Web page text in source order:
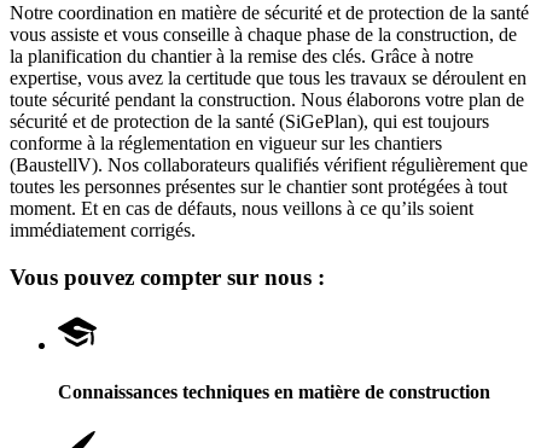
Notre coordination en matière de sécurité et de protection de la santé
vous assiste et vous conseille à chaque phase de la construction, de
la planification du chantier à la remise des clés. Grâce à notre
expertise, vous avez la certitude que tous les travaux se déroulent en
toute sécurité pendant la construction. Nous élaborons votre plan de
sécurité et de protection de la santé (SiGePlan), qui est toujours
conforme à la réglementation en vigueur sur les chantiers
(BaustellV). Nos collaborateurs qualifiés vérifient régulièrement que
toutes les personnes présentes sur le chantier sont protégées à tout
moment. Et en cas de défauts, nous veillons à ce qu’ils soient
immédiatement corrigés.
Vous pouvez compter sur nous :
Connaissances techniques en matière de construction